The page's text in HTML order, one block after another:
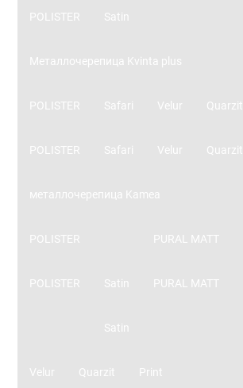
POLISTER Satin
Металлочерепица Kvinta plus
POLISTER
POLISTER
Safari
Safari
Velur
Velur
Quarzit
Quarzit
металлочерепица Kamea
POLISTER
POLISTER Satin
Satin
PURAL MATT
PURAL MATT
Velur Quarzit Print